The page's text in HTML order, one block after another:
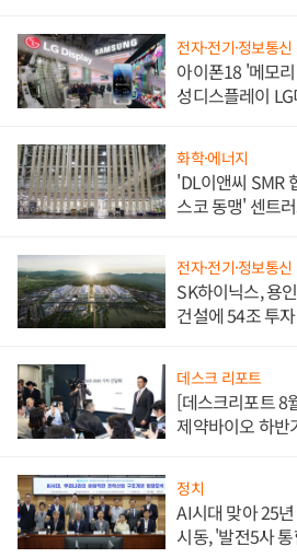
전자·전기·정보통신
아이폰18 '메모
성디스플레이
화학·에너지
'DL이앤씨 SMR
스코 동맹' 센트
전자·전기·정보통신
SK하이닉스, 용
건설에 54조 투
데스크 리포트
[데스크리포트 8
제약바이오 하반
정치
AI시대 맞아 25
시동, '발전5사 통